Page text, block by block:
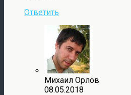
Ответить
Михаил Орлов
08.05.2018